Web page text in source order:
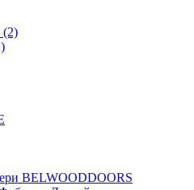
BELWOODDOORS